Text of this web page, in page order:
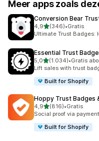
Meer apps zoals
Conversion Bear
4,9van 5 sterren
(346)
346 recensies in totaal
•Gratis
Ultimate Trust Badges:
Essential Trust
5,0van 5 sterren
(1.034)
1034 recensies in totaal
•Gratis
Lift sales with trust
Built for Shopify
Hoppy Trust Badges
4,9van 5 sterren
(816)
816 recensies in totaal
•Gratis
Social proof via
Built for Shopify